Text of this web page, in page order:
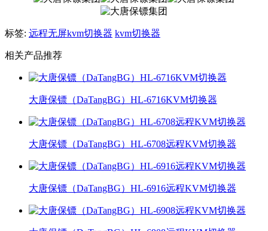
标签: 远程无屏kvm切换器 kvm切换器
相关产品推荐
大唐保镖（DaTangBG）HL-6716KVM切换器
大唐保镖（DaTangBG）HL-6708远程KVM切换器
大唐保镖（DaTangBG）HL-6916远程KVM切换器